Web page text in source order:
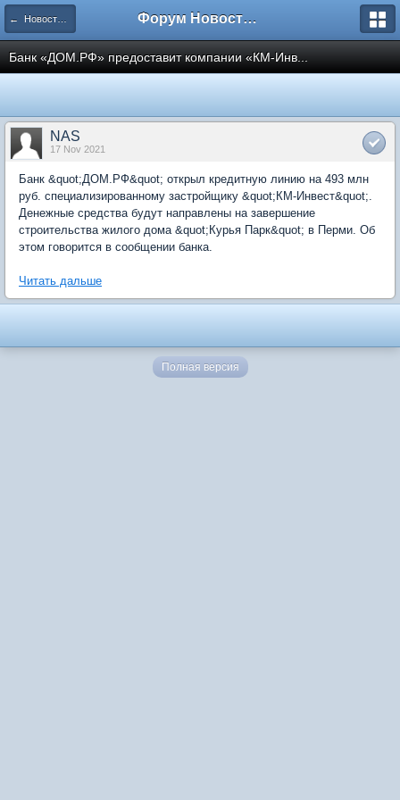
← Новости рынка недвижимости Форум Новостройки
Банк «ДОМ.РФ» предоставит компании «КМ-Инв...
NAS
17 Nov 2021
Банк &quot;ДОМ.РФ&quot; открыл кредитную линию на 493 млн
руб. специализированному застройщику &quot;КМ-Инвест&quot;.
Денежные средства будут направлены на завершение
строительства жилого дома &quot;Курья Парк&quot; в Перми. Об
этом говорится в сообщении банка.
Читать дальше
Полная версия